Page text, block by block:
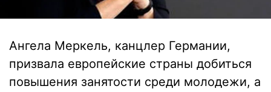
Ангела Меркель, канцлер Германии,
призвала европейские страны добиться
повышения занятости среди молодежи, а